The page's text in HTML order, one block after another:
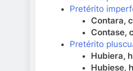
Pretérito
Contara,
Contase,
Pretérito
Hubiera,
Hubiese,